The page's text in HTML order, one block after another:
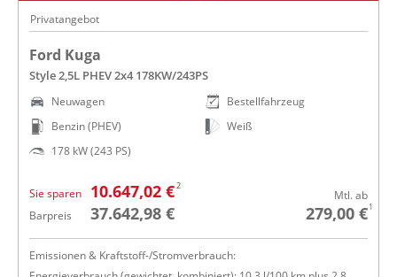
Privatangebot
Ford Kuga
Style 2,5L PHEV 2x4 178KW/243PS
Neuwagen
Benzin (PHEV)
178 kW (243 PS)
Bestellfahrzeug
Weiß
Sie sparen 10.647,02 €2
Barpreis 37.642,98 €
Mtl. ab
279,00 €1
Emissionen & Kraftstoff-/Stromverbrauch: